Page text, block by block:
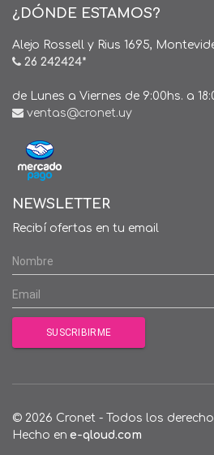
¿DÓNDE ESTAMOS?
Alejo Rossell y Rius 1695,
26 242424*
de Lunes a Viernes de 9:00hs. a
ventas@cronet.uy
NEWSLETTER
Recibí ofertas en tu email
© 2026 Cronet - Todos los
Hecho en e-qloud.com